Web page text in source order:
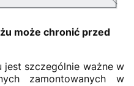
może chronić przed
jest szczególnie ważne w
zamontowanych w